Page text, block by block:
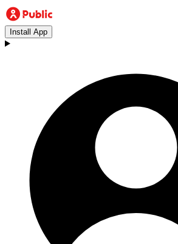
Install App